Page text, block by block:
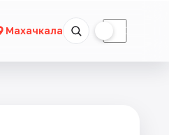
Махачкала ☾